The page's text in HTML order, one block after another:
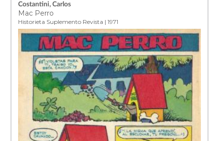
Costantini, Carlos
Mac Perro
Historieta Suplemento Revista | 1971